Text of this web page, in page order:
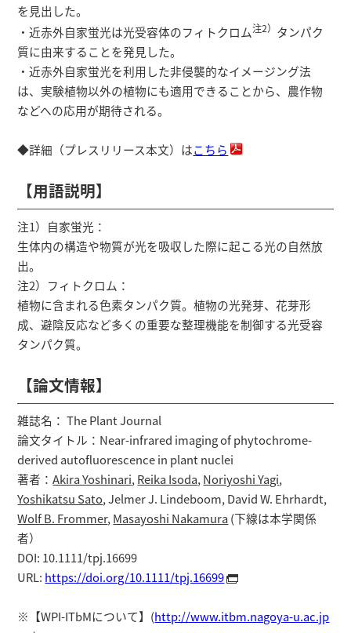
を見出した。
・近赤外自家蛍光は光受容体のフィトクロム注2） タンパク
質に由来することを発見した。
・近赤外自家蛍光を利用した非侵襲的なイメージング法
は、実験植物以外の植物にも適用できることから、農作物
などへの応用が期待される。
◆詳細（プレスリリース本文）はこちら
【用語説明】
注1）自家蛍光：
生体内の構造や物質が光を吸収した際に起こる光の自然放
出。
注2）フィトクロム：
植物に含まれる色素タンパク質。植物の光発芽、花芽形
成、避陰反応など多くの重要な整理機能を制御する光受容
タンパク質。
【論文情報】
雑誌名： The Plant Journal
論文タイトル：Near-infrared imaging of phytochrome-
derived autofluorescence in plant nuclei
著者：Akira Yoshinari,Reika Isoda,Noriyoshi Yagi,
Yoshikatsu Sato, Jelmer J. Lindeboom, David W. Ehrhardt,
Wolf B. Frommer,Masayoshi Nakamura(下線は本学関係
者）
DOI: 10.1111/tpj.16699
URL: https://doi.org/10.1111/tpj.16699
※【WPI-ITbMについて】(http://www.itbm.nagoya-u.ac.jp